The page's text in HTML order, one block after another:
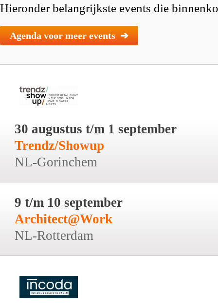
Hieronder belangrijkste events die
Agenda voor meer events ➔
30 augustus t/m 1 september
Trendz/Showup
NL-Gorinchem
9 t/m 10 september
Architect@Work
NL-Rotterdam